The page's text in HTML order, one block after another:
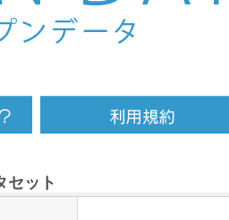
セット